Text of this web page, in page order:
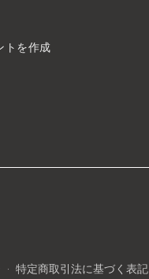
トを作成
特定商取引法に基づく表記